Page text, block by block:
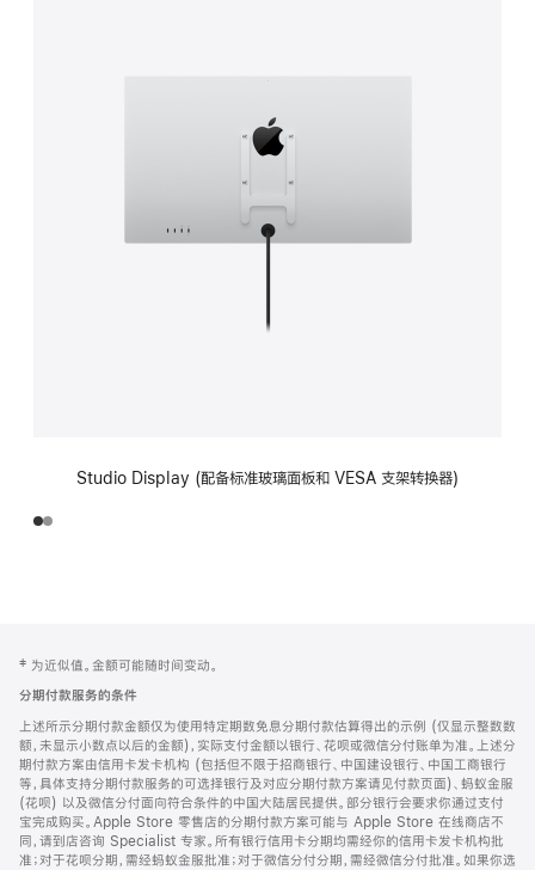
Studio Display (配备标准玻璃面板和 VESA 支架转换器)
页
页
脚
注
‡ 为近似值。金额可能随时间变动。
分期付款服务的条件
上述所示分期付款金额仅为使用特定期数免息分期付款估算得出的示例 (仅显示整数数
额，未显示小数点以后的金额)，实际支付金额以银行、花呗或微信分付账单为准。上述分
期付款方案由信用卡发卡机构 (包括但不限于招商银行、中国建设银行、中国工商银行
等，具体支持分期付款服务的可选择银行及对应分期付款方案请见付款页面)、蚂蚁金服
(花呗) 以及微信分付面向符合条件的中国大陆居民提供。部分银行会要求你通过支付
宝完成购买。Apple Store 零售店的分期付款方案可能与 Apple Store 在线商店不
同，请到店咨询 Specialist 专家。所有银行信用卡分期均需经你的信用卡发卡机构批
准；对于花呗分期，需经蚂蚁金服批准；对于微信分付分期，需经微信分付批准。如果你选